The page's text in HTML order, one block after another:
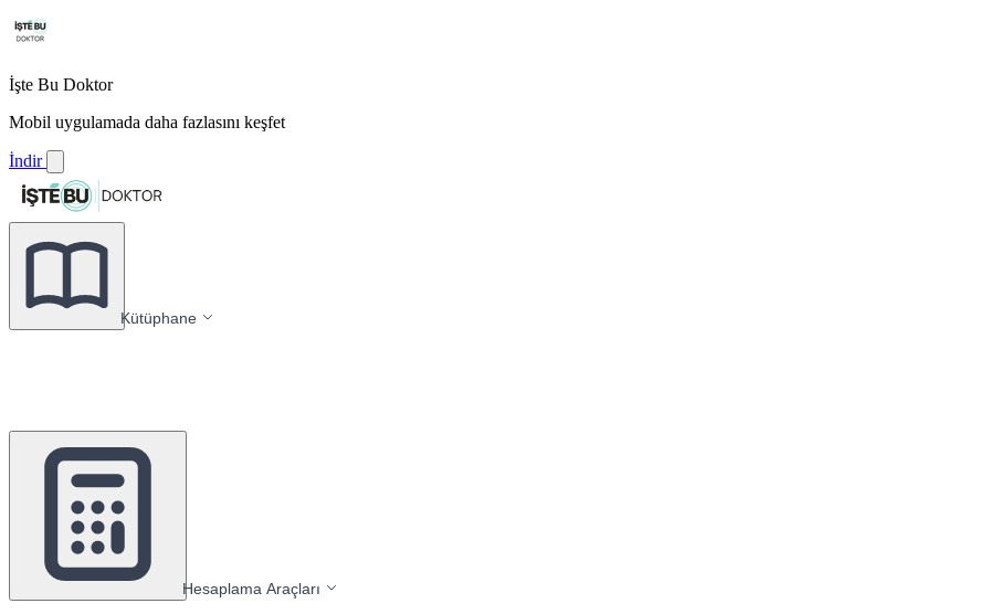
İşte Bu Doktor
Mobil uygulamada daha fazlasını keşfet
İndir
Kütüphane
Hesaplama Araçları